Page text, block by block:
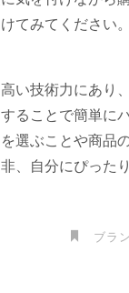
てみてください
い技術力にあり
ることで簡単に
選ぶことや商品
、自分にぴった
ブラ